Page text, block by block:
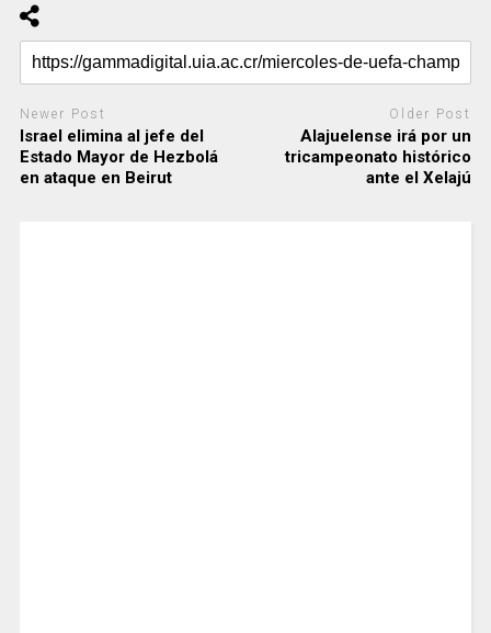
Newer Post
Israel elimina al jefe del
Estado Mayor de Hezbolá
en ataque en Beirut
Older Post
Alajuelense irá por un
tricampeonato histórico
ante el Xelajú